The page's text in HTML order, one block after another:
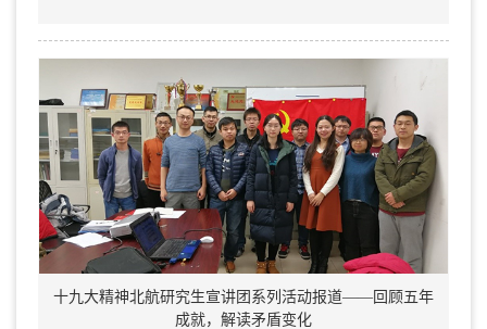
十九大精神北航研究生宣讲团系列活动报道——回顾五年
成就，解读矛盾变化